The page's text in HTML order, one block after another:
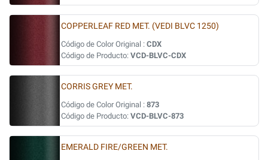
COPPERLEAF RED MET. (VEDI BLVC 1250)
Código de Color Original : CDX
Código de Producto: VCD-BLVC-CDX
CORRIS GREY MET.
Código de Color Original : 873
Código de Producto: VCD-BLVC-873
EMERALD FIRE/GREEN MET.